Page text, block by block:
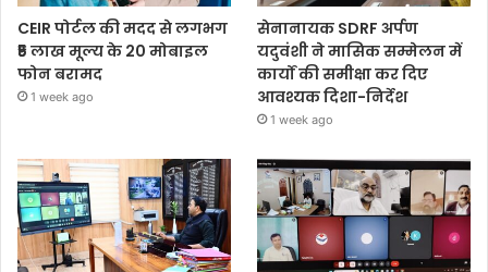
CEIR पोर्टल की मदद से लगभग
₹5 लाख मूल्य के 20 मोबाइल
फोन बरामद
1 week ago
सेनानायक SDRF अर्पण
यदुवंशी ने मासिक सम्मेलन में
कार्यों की समीक्षा कर दिए
आवश्यक दिशा-निर्देश
1 week ago